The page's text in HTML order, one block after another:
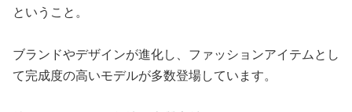
ということ。
ブランドやデザインが進化し、ファッションアイテムとし
て完成度の高いモデルが多数登場しています。